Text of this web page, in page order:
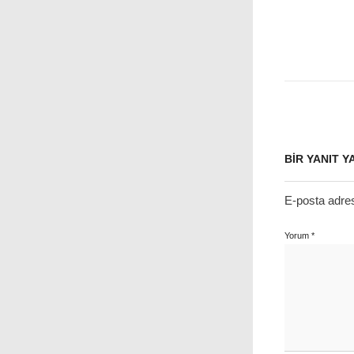
BIR YANIT
E-posta
Yorum *